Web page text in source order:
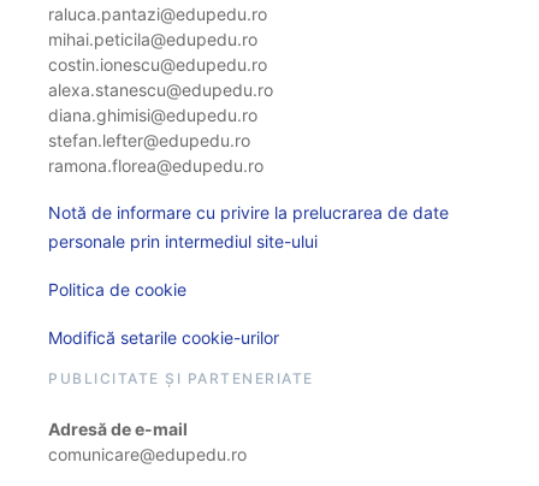
raluca.pantazi@edupedu.ro
mihai.peticila@edupedu.ro
costin.ionescu@edupedu.ro
alexa.stanescu@edupedu.ro
diana.ghimisi@edupedu.ro
stefan.lefter@edupedu.ro
ramona.florea@edupedu.ro
Notă de informare cu privire la prelucrarea de date
personale prin intermediul site-ului
Politica de cookie
Modifică setarile cookie-urilor
PUBLICITATE ȘI PARTENERIATE
Adresă de e-mail
comunicare@edupedu.ro